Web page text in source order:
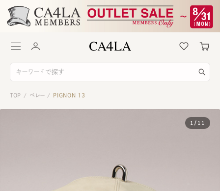
TOP / ベレー / PIGNON 13
1 / 11